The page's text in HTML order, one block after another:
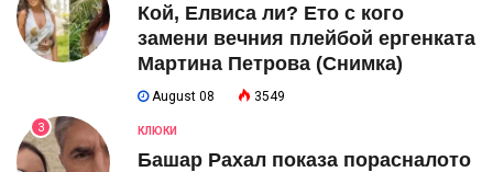
Кой, Елвиса ли? Ето с кого
замени вечния плейбой ергенката
Мартина Петрова (Снимка)
August 08 3549
3 КЛЮКИ
Башар Рахал показа порасналото